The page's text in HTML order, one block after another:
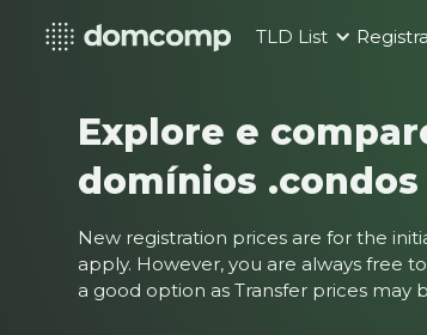
TLD List
Explore e
domínios .condos
New registration prices are for the
apply. However, you are always free
a good option as Transfer prices may